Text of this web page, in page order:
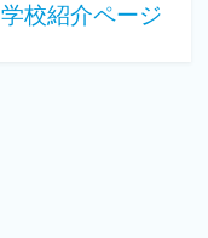
校紹介ページ